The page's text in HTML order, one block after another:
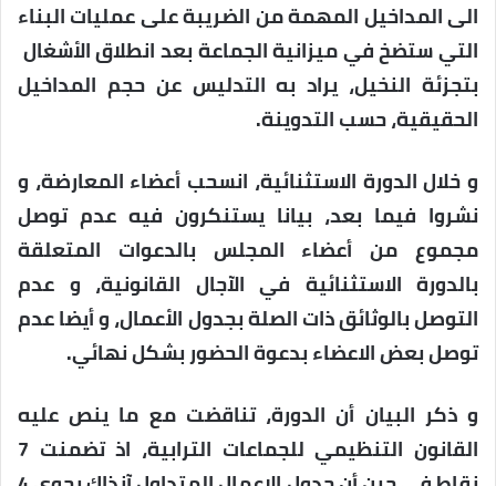
الى المداخيل المهمة من الضريبة على عمليات البناء
التي ستضخ في ميزانية الجماعة بعد انطلاق الأشغال
بتجزئة النخيل، يراد به التدليس عن حجم المداخيل
الحقيقية، حسب التدوينة.
و خلال الدورة الاستثنائية، انسحب أعضاء المعارضة، و
نشروا فيما بعد، بيانا يستنكرون فيه عدم توصل
مجموع من أعضاء المجلس بالدعوات المتعلقة
بالدورة الاستثنائية في الآجال القانونية، و عدم
التوصل بالوثائق ذات الصلة بجدول الأعمال، و أيضا عدم
توصل بعض الاعضاء بدعوة الحضور بشكل نهائي.
و ذكر البيان أن الدورة، تناقضت مع ما ينص عليه
القانون التنظيمي للجماعات الترابية، اذ تضمنت 7